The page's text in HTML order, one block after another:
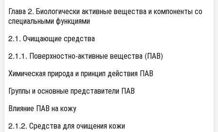
Глава 2. Биологически активные вещества и компоненты со
специальными функциями
2.1. Очищающие средства
2.1.1. Поверхностно-активные вещества (ПАВ)
Химическая природа и принцип действия ПАВ
Группы и основные представители ПАВ
Влияние ПАВ на кожу
2.1.2. Средства для очищения кожи